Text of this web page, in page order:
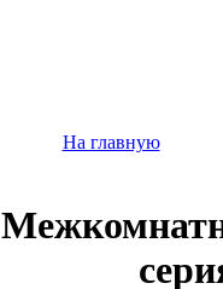
На главную